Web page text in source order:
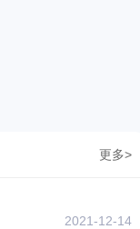
更多>
2021-12-14